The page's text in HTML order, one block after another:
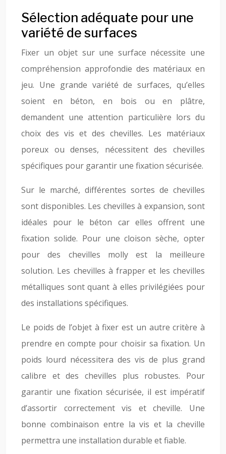
Sélection adéquate pour une
variété de surfaces
Fixer un objet sur une surface nécessite une
compréhension approfondie des matériaux en
jeu. Une grande variété de surfaces, qu’elles
soient en béton, en bois ou en plâtre,
demandent une attention particulière lors du
choix des vis et des chevilles. Les matériaux
poreux ou denses, nécessitent des chevilles
spécifiques pour garantir une fixation sécurisée.
Sur le marché, différentes sortes de chevilles
sont disponibles. Les chevilles à expansion, sont
idéales pour le béton car elles offrent une
fixation solide. Pour une cloison sèche, opter
pour des chevilles molly est la meilleure
solution. Les chevilles à frapper et les chevilles
métalliques sont quant à elles privilégiées pour
des installations spécifiques.
Le poids de l’objet à fixer est un autre critère à
prendre en compte pour choisir sa fixation. Un
poids lourd nécessitera des vis de plus grand
calibre et des chevilles plus robustes. Pour
garantir une fixation sécurisée, il est impératif
d’assortir correctement vis et cheville. Une
bonne combinaison entre la vis et la cheville
permettra une installation durable et fiable.